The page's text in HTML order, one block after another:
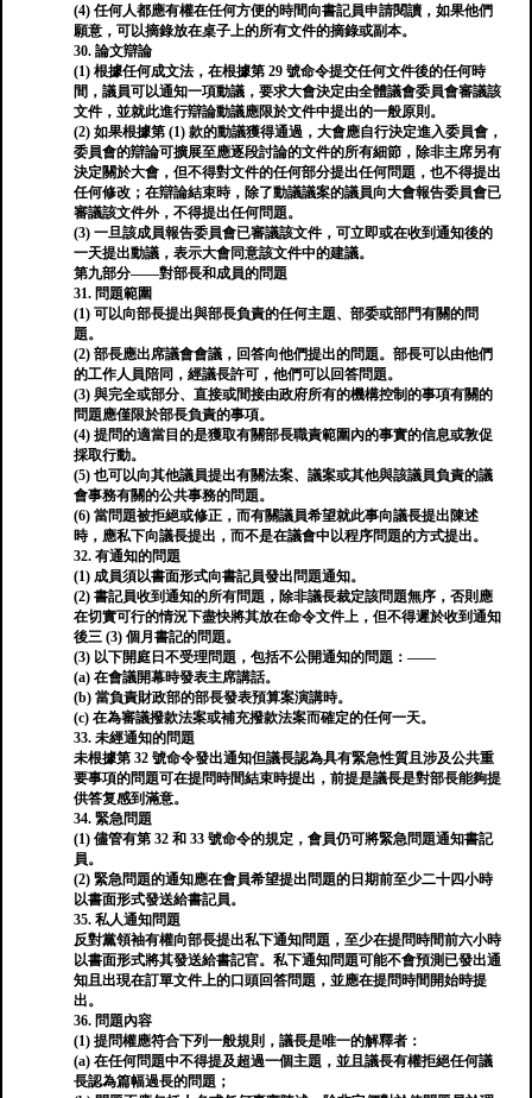
(4) 任何人都應有權在任何方便的時間向書記員申請閱讀，如果他們
願意，可以摘錄放在桌子上的所有文件的摘錄或副本。
30. 論文辯論
(1) 根據任何成文法，在根據第 29 號命令提交任何文件後的任何時
間，議員可以通知一項動議，要求大會決定由全體議會委員會審議該
文件，並就此進行辯論動議應限於文件中提出的一般原則。
(2) 如果根據第 (1) 款的動議獲得通過，大會應自行決定進入委員會，
委員會的辯論可擴展至應逐段討論的文件的所有細節，除非主席另有
決定關於大會，但不得對文件的任何部分提出任何問題，也不得提出
任何修改；在辯論結束時，除了動議議案的議員向大會報告委員會已
審議該文件外，不得提出任何問題。
(3) 一旦該成員報告委員會已審議該文件，可立即或在收到通知後的
一天提出動議，表示大會同意該文件中的建議。
第九部分——對部長和成員的問題
31. 問題範圍
(1) 可以向部長提出與部長負責的任何主題、部委或部門有關的問
題。
(2) 部長應出席議會會議，回答向他們提出的問題。部長可以由他們
的工作人員陪同，經議長許可，他們可以回答問題。
(3) 與完全或部分、直接或間接由政府所有的機構控制的事項有關的
問題應僅限於部長負責的事項。
(4) 提問的適當目的是獲取有關部長職責範圍內的事實的信息或敦促
採取行動。
(5) 也可以向其他議員提出有關法案、議案或其他與該議員負責的議
會事務有關的公共事務的問題。
(6) 當問題被拒絕或修正，而有關議員希望就此事向議長提出陳述
時，應私下向議長提出，而不是在議會中以程序問題的方式提出。
32. 有通知的問題
(1) 成員須以書面形式向書記員發出問題通知。
(2) 書記員收到通知的所有問題，除非議長裁定該問題無序，否則應
在切實可行的情況下盡快將其放在命令文件上，但不得遲於收到通知
後三 (3) 個月書記的問題。
(3) 以下開庭日不受理問題，包括不公開通知的問題：——
(a) 在會議開幕時發表主席講話。
(b) 當負責財政部的部長發表預算案演講時。
(c) 在為審議撥款法案或補充撥款法案而確定的任何一天。
33. 未經通知的問題
未根據第 32 號命令發出通知但議長認為具有緊急性質且涉及公共重
要事項的問題可在提問時間結束時提出，前提是議長是對部長能夠提
供答复感到滿意。
34. 緊急問題
(1) 儘管有第 32 和 33 號命令的規定，會員仍可將緊急問題通知書記
員。
(2) 緊急問題的通知應在會員希望提出問題的日期前至少二十四小時
以書面形式發送給書記員。
35. 私人通知問題
反對黨領袖有權向部長提出私下通知問題，至少在提問時間前六小時
以書面形式將其發送給書記官。私下通知問題可能不會預測已發出通
知且出現在訂單文件上的口頭回答問題，並應在提問時間開始時提
出。
36. 問題內容
(1) 提問權應符合下列一般規則，議長是唯一的解釋者：
(a) 在任何問題中不得提及超過一個主題，並且議長有權拒絕任何議
長認為篇幅過長的問題；